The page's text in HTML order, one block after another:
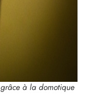
à la domotique